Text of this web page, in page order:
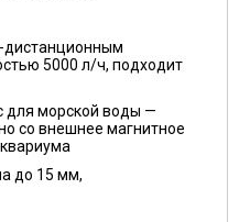
дистанционным
5000 л/ч, подходит
для морской воды —
со внешнее магнитное
до 15 мм,